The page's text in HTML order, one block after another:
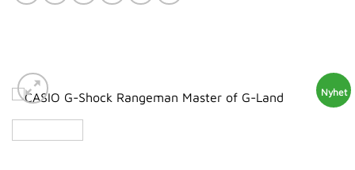
Nyhet